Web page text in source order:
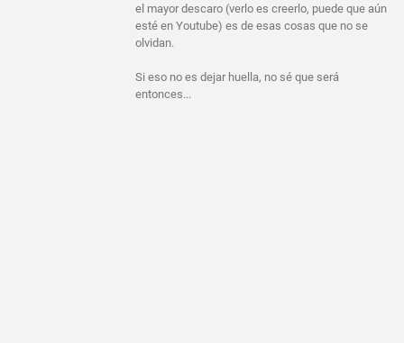
el mayor descaro (verlo es creerlo, puede que aún
esté en Youtube) es de esas cosas que no se
olvidan.
Si eso no es dejar huella, no sé que será
entonces...